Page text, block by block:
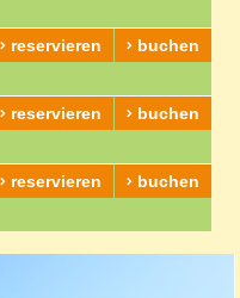
buchen
reservieren
buchen
reservieren
buchen
reservieren